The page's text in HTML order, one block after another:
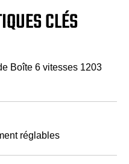
CLÉS
Boîte 6 vitesses 1203
réglables